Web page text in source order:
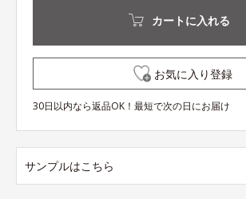
カートに入れる
お気に入り登録
30日以内なら返品OK！最短で次の日にお届け
サンプルはこちら